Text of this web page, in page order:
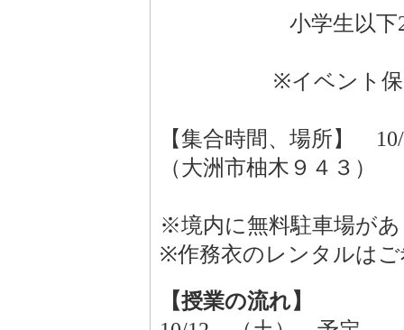
小学生以下200円
※イベント保
【集合時間、場所】
（大洲市柚木９４３）
※境内に無料駐車場が
※作務衣のレンタルは
【授業の流れ】